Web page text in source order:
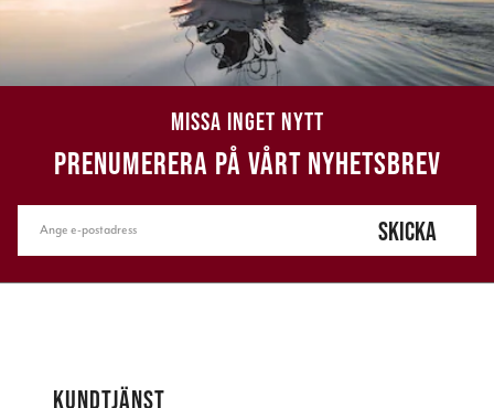
MISSA INGET NYTT
PRENUMERERA PÅ VÅRT NYHETSBREV
SKICKA
KUNDTJÄNST